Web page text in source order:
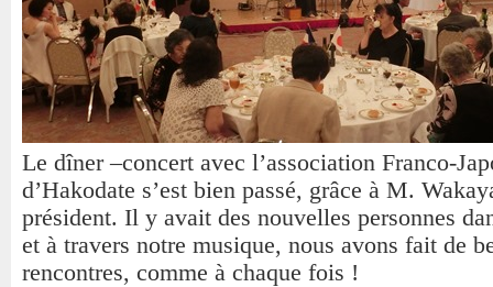
Le dîner –concert avec l’association Franco-
d’Hakodate s’est bien passé, grâce à M.
président. Il y avait des nouvelles personnes
et à travers notre musique, nous avons fait de
rencontres, comme à chaque fois !